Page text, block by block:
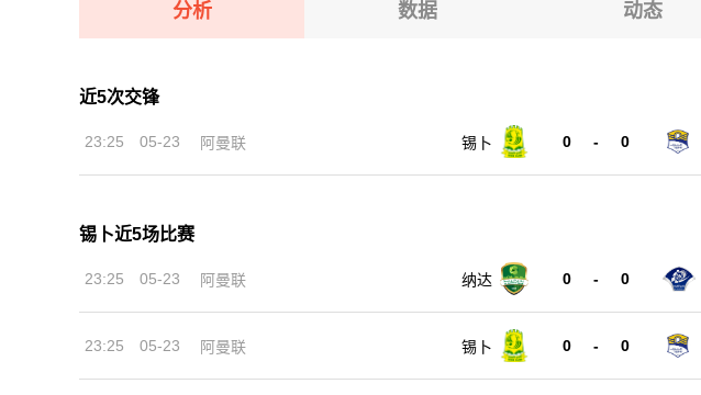
08-12 【欧女锦U16B级】 比利时女篮U16VS塞浦路斯女篮U16
08-12 【俄杯】 FC阿斯特拉罕VS五山城马舒克KMV
08-12 【欧女锦U16B级】 比利时女篮U16VS塞浦路斯女篮U16
08-12 【俄杯】 布鲁克男孩VS基洛夫迪纳摩
分析 数据 动态
近5次交锋
23:25 05-23 阿曼联 锡卜 0 - 0
锡卜近5场比赛
23:25 05-23 阿曼联 纳达 0 - 0
23:25 05-23 阿曼联 锡卜 0 - 0